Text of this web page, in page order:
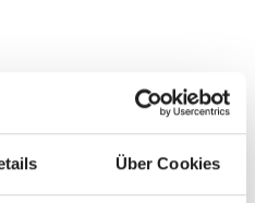
Über Cookies